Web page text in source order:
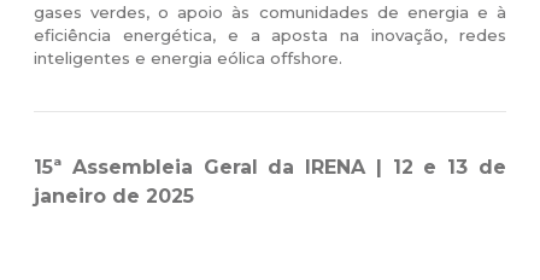
gases verdes, o apoio às comunidades de energia e à
eficiência energética, e a aposta na inovação, redes
inteligentes e energia eólica offshore.
15ª Assembleia Geral da IRENA | 12 e 13 de
janeiro de 2025